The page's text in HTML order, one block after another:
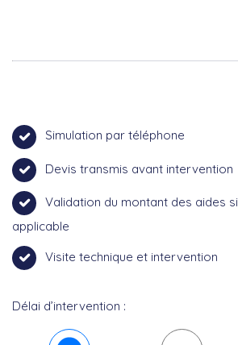
Simulation par téléphone
Devis transmis avant intervention
Validation du montant des aides si
applicable
Visite technique et intervention
Délai d’intervention :